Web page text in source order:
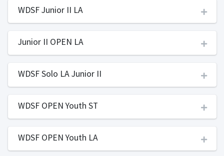
WDSF Junior II LA
Junior II OPEN LA
WDSF Solo LA Junior II
WDSF OPEN Youth ST
WDSF OPEN Youth LA